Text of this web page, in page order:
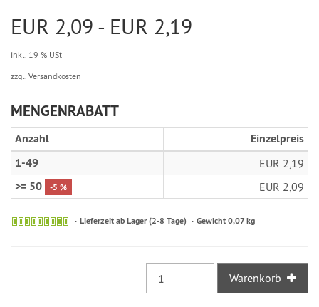
EUR 2,09 - EUR 2,19
inkl. 19 % USt
zzgl. Versandkosten
MENGENRABATT
Anzahl
Einzelpreis
1-49
EUR 2,19
>= 50 -5 % EUR 2,09
Sofort
Lieferzeit ab Lager (2-8 Tage) Gewicht 0,07 kg
Warenkorb